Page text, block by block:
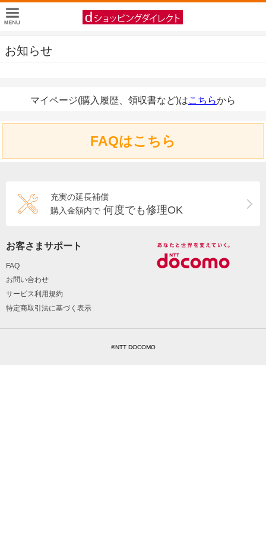
お知らせ
マイページ(購入履歴、領収書など)はこちらから
FAQはこちら
充実の延長補償
購入金額内で 何度でも修理OK
お客さまサポート
FAQ
お問い合わせ
サービス利用規約
特定商取引法に基づく表示
©NTT DOCOMO